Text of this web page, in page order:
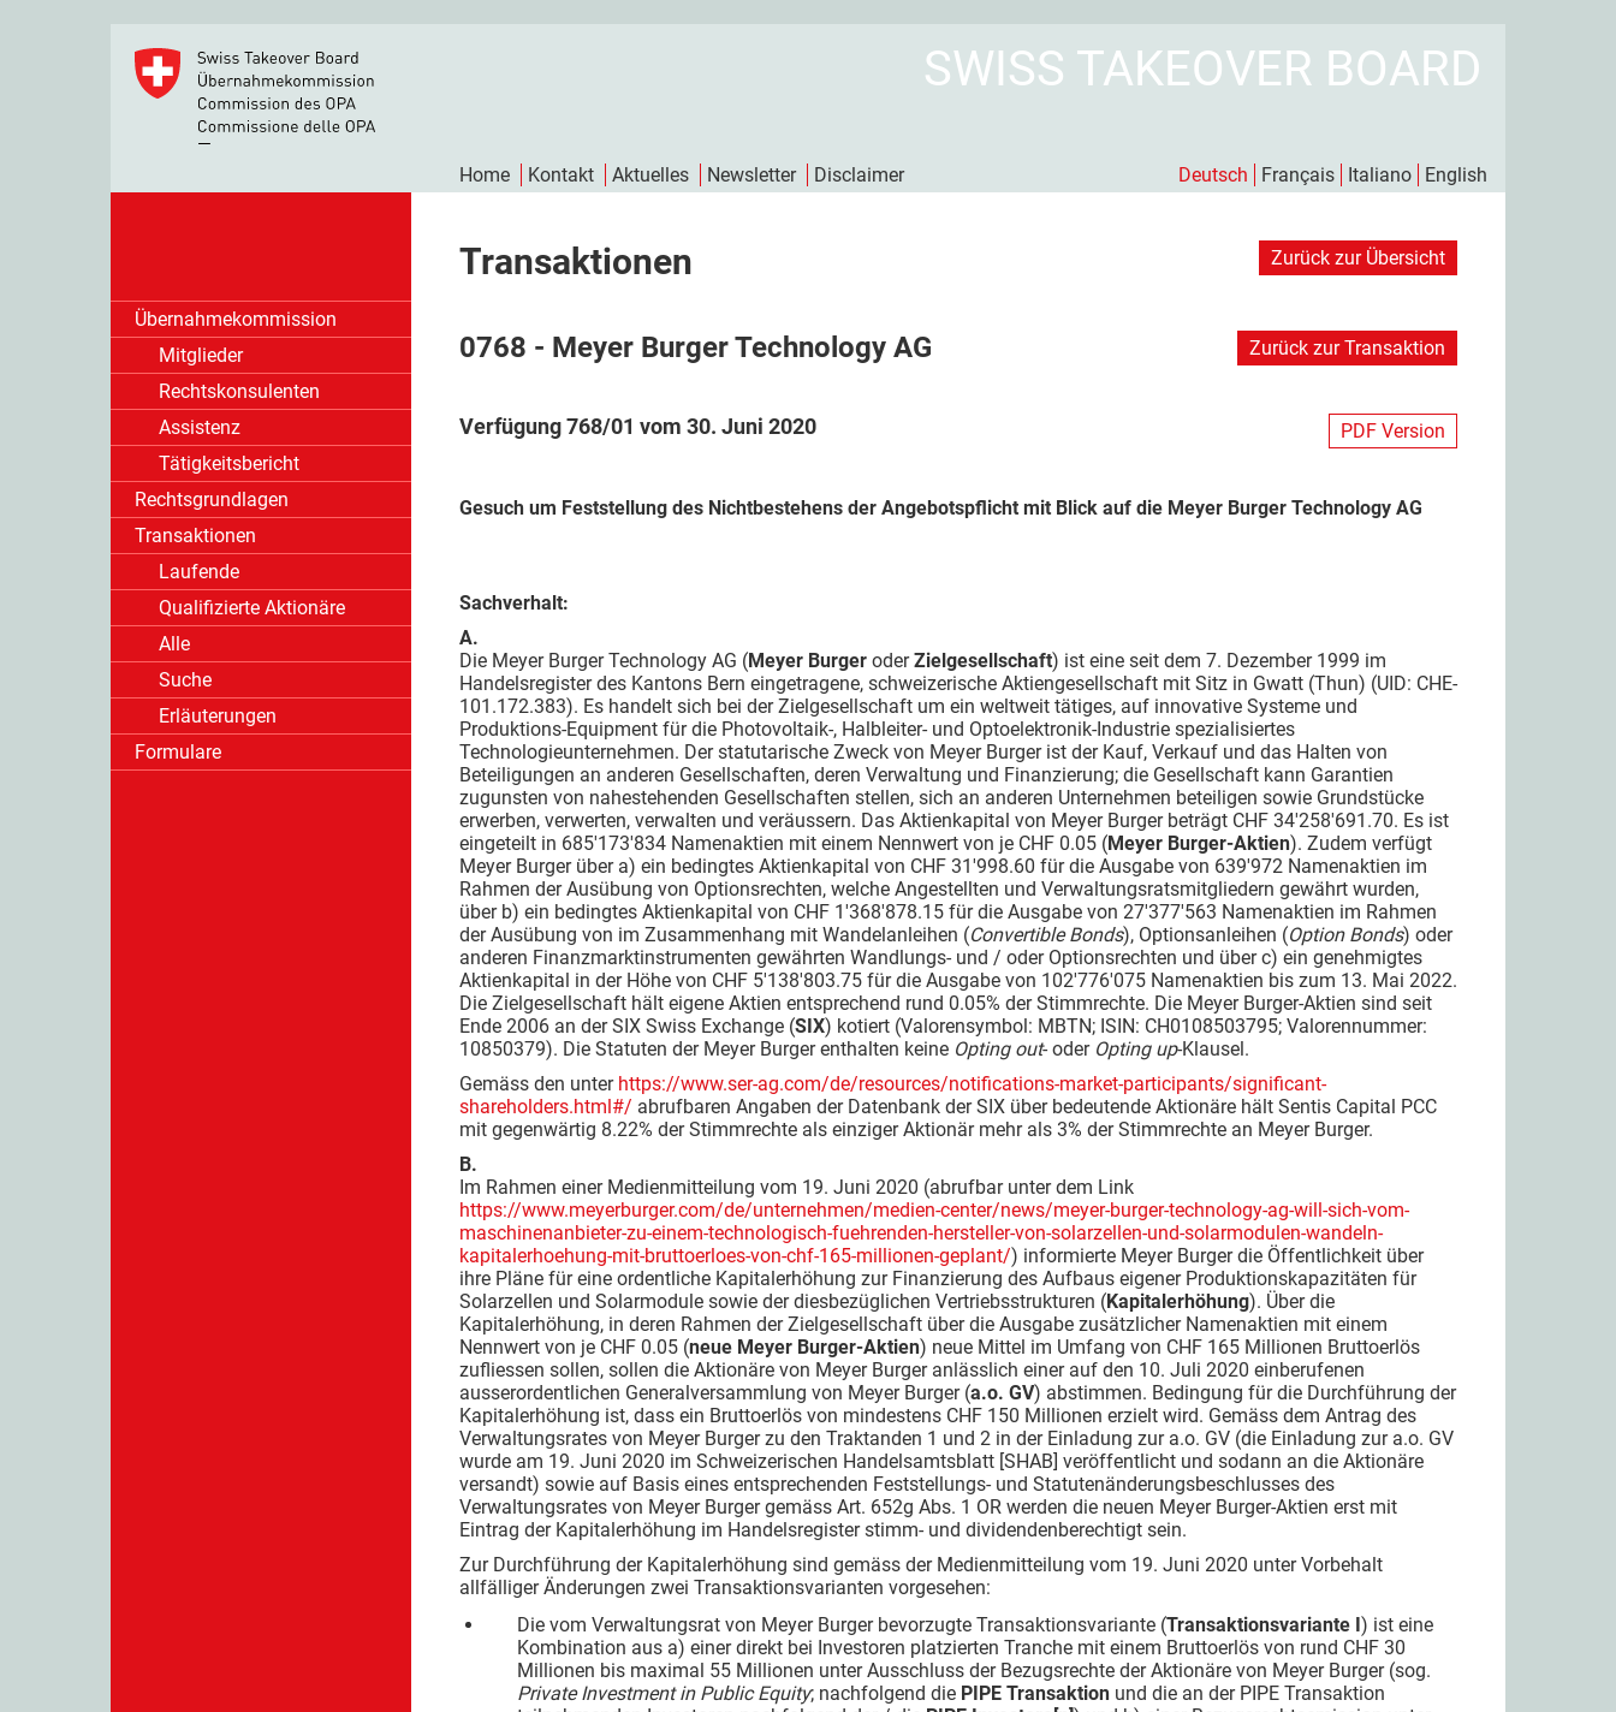
SWISS TAKEOVER BOARD
Home Kontakt Aktuelles Newsletter Disclaimer Deutsch Français Italiano English
Übernahmekommission
Mitglieder
Rechtskonsulenten
Assistenz
Tätigkeitsbericht
Rechtsgrundlagen
Transaktionen
Laufende
Qualifizierte Aktionäre
Alle
Suche
Erläuterungen
Formulare
Transaktionen Zurück zur Übersicht
0768 - Meyer Burger Technology AG Zurück zur Transaktion
Verfügung 768/01 vom 30. Juni 2020 PDF Version
Gesuch um Feststellung des Nichtbestehens der Angebotspflicht mit Blick auf die Meyer Burger Technology AG
Sachverhalt:
A.
Die Meyer Burger Technology AG (Meyer Burger oderZielgesellschaft) ist eine seit dem 7. Dezember 1999 im
Handelsregister des Kantons Bern eingetragene, schweizerische Aktiengesellschaft mit Sitz in Gwatt (Thun) (UID: CHE-
101.172.383). Es handelt sich bei der Zielgesellschaft um ein weltweit tätiges, auf innovative Systeme und
Produktions-Equipment für die Photovoltaik-, Halbleiter- und Optoelektronik-Industrie spezialisiertes
Technologieunternehmen. Der statutarische Zweck von Meyer Burger ist der Kauf, Verkauf und das Halten von
Beteiligungen an anderen Gesellschaften, deren Verwaltung und Finanzierung; die Gesellschaft kann Garantien
zugunsten von nahestehenden Gesellschaften stellen, sich an anderen Unternehmen beteiligen sowie Grundstücke
erwerben, verwerten, verwalten und veräussern. Das Aktienkapital von Meyer Burger beträgt CHF 34'258'691.70. Es ist
eingeteilt in 685'173'834 Namenaktien mit einem Nennwert von je CHF 0.05 (Meyer Burger-Aktien). Zudem verfügt
Meyer Burger über a) ein bedingtes Aktienkapital von CHF 31'998.60 für die Ausgabe von 639'972 Namenaktien im
Rahmen der Ausübung von Optionsrechten, welche Angestellten und Verwaltungsratsmitgliedern gewährt wurden,
über b) ein bedingtes Aktienkapital von CHF 1'368'878.15 für die Ausgabe von 27'377'563 Namenaktien im Rahmen
der Ausübung von im Zusammenhang mit Wandelanleihen (Convertible Bonds), Optionsanleihen (Option Bonds) oder
anderen Finanzmarktinstrumenten gewährten Wandlungs- und / oder Optionsrechten und über c) ein genehmigtes
Aktienkapital in der Höhe von CHF 5'138'803.75 für die Ausgabe von 102'776'075 Namenaktien bis zum 13. Mai 2022.
Die Zielgesellschaft hält eigene Aktien entsprechend rund 0.05% der Stimmrechte. Die Meyer Burger-Aktien sind seit
Ende 2006 an der SIX Swiss Exchange (SIX) kotiert (Valorensymbol: MBTN; ISIN: CH0108503795; Valorennummer:
10850379). Die Statuten der Meyer Burger enthalten keine Opting out- oder Opting up-Klausel.
Gemäss den unter https://www.ser-ag.com/de/resources/notifications-market-participants/significant-
shareholders.html#/ abrufbaren Angaben der Datenbank der SIX über bedeutende Aktionäre hält Sentis Capital PCC
mit gegenwärtig 8.22% der Stimmrechte als einziger Aktionär mehr als 3% der Stimmrechte an Meyer Burger.
B.
Im Rahmen einer Medienmitteilung vom 19. Juni 2020 (abrufbar unter dem Link
https://www.meyerburger.com/de/unternehmen/medien-center/news/meyer-burger-technology-ag-will-sich-vom-
maschinenanbieter-zu-einem-technologisch-fuehrenden-hersteller-von-solarzellen-und-solarmodulen-wandeln-
kapitalerhoehung-mit-bruttoerloes-von-chf-165-millionen-geplant/) informierte Meyer Burger die Öffentlichkeit über
ihre Pläne für eine ordentliche Kapitalerhöhung zur Finanzierung des Aufbaus eigener Produktionskapazitäten für
Solarzellen und Solarmodule sowie der diesbezüglichen Vertriebsstrukturen (Kapitalerhöhung). Über die
Kapitalerhöhung, in deren Rahmen der Zielgesellschaft über die Ausgabe zusätzlicher Namenaktien mit einem
Nennwert von je CHF 0.05 (neue Meyer Burger-Aktien) neue Mittel im Umfang von CHF 165 Millionen Bruttoerlös
zufliessen sollen, sollen die Aktionäre von Meyer Burger anlässlich einer auf den 10. Juli 2020 einberufenen
ausserordentlichen Generalversammlung von Meyer Burger (a.o. GV) abstimmen. Bedingung für die Durchführung der
Kapitalerhöhung ist, dass ein Bruttoerlös von mindestens CHF 150 Millionen erzielt wird. Gemäss dem Antrag des
Verwaltungsrates von Meyer Burger zu den Traktanden 1 und 2 in der Einladung zur a.o. GV (die Einladung zur a.o. GV
wurde am 19. Juni 2020 im Schweizerischen Handelsamtsblatt [SHAB] veröffentlicht und sodann an die Aktionäre
versandt) sowie auf Basis eines entsprechenden Feststellungs- und Statutenänderungsbeschlusses des
Verwaltungsrates von Meyer Burger gemäss Art. 652g Abs. 1 OR werden die neuen Meyer Burger-Aktien erst mit
Eintrag der Kapitalerhöhung im Handelsregister stimm- und dividendenberechtigt sein.
Zur Durchführung der Kapitalerhöhung sind gemäss der Medienmitteilung vom 19. Juni 2020 unter Vorbehalt
allfälliger Änderungen zwei Transaktionsvarianten vorgesehen:
Die vom Verwaltungsrat von Meyer Burger bevorzugte Transaktionsvariante (Transaktionsvariante I) ist eine
Kombination aus a) einer direkt bei Investoren platzierten Tranche mit einem Bruttoerlös von rund CHF 30
Millionen bis maximal 55 Millionen unter Ausschluss der Bezugsrechte der Aktionäre von Meyer Burger (sog.
Private Investment in Public Equity; nachfolgend die PIPE Transaktion und die an der PIPE Transaktion